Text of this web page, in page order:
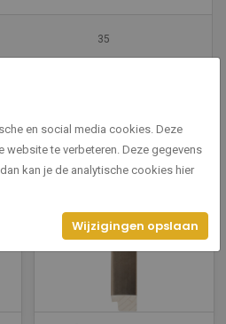
35
en social media cookies. Deze
website te verbeteren. Deze gegevens
kan je de analytische cookies hier
Wijzigingen opslaan